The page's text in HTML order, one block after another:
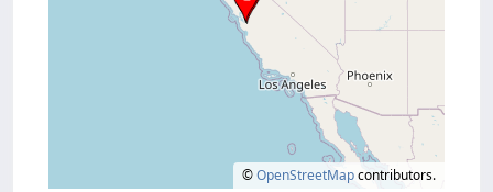
©OpenStreetMapcontributors.